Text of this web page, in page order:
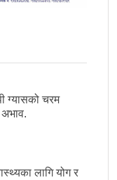
ग्यासको चरम
लागि योग र